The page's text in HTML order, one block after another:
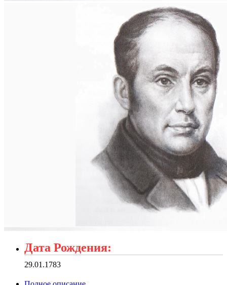
Дата Рождения:
29.01.1783